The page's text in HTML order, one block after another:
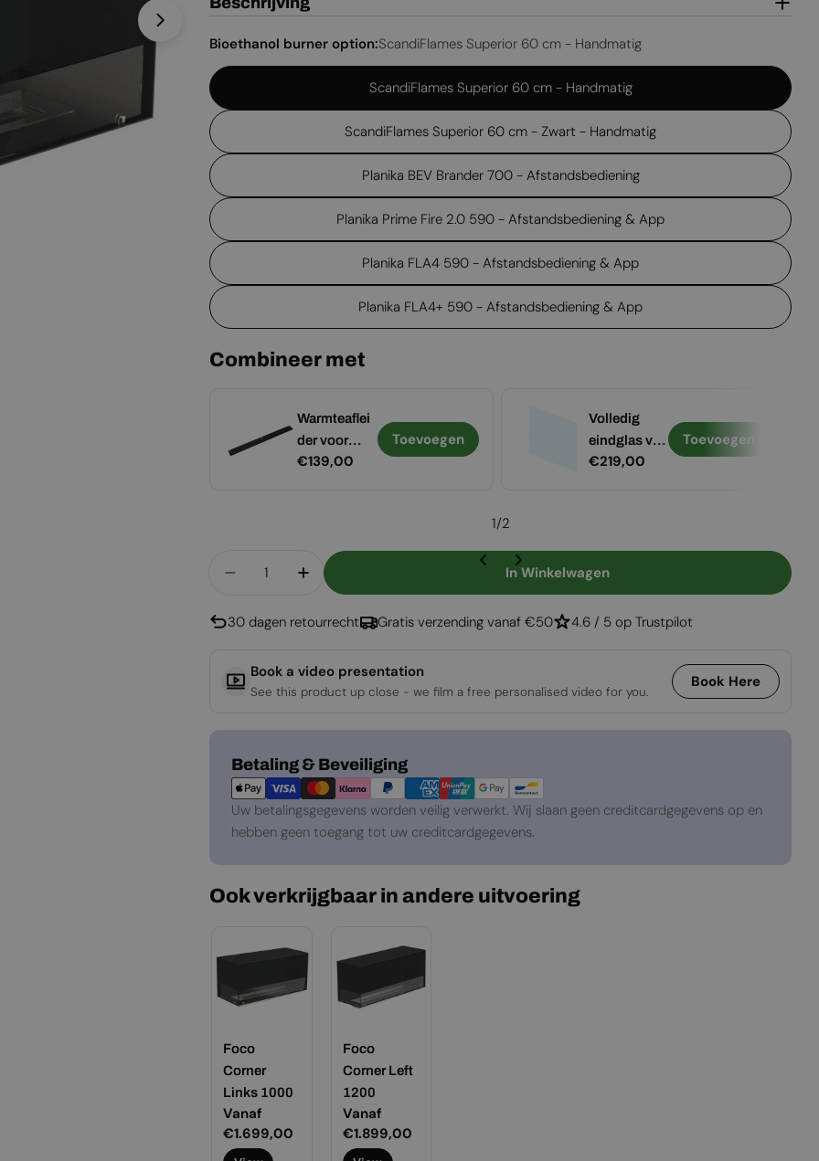
Bioethanol burner option:ScandiFlames Superior 60 cm - Handmatig
ScandiFlames Superior 60 cm - Handmatig
ScandiFlames Superior 60 cm - Zwart - Handmatig
Planika BEV Brander 700 - Afstandsbediening
Planika Prime Fire 2.0 590 - Afstandsbediening & App
Planika FLA4 590 - Afstandsbediening & App
Planika FLA4+ 590 - Afstandsbediening & App
Combineer met
Warmteaflei
der voor
Foco 800
Normale
€139,00
Toevoegen
Volledig
eindglas van
400 mm
Normale
€219,00
Toevoegen
1/2
Aantal Verlagen Voor Foco Corner Left 800
Aantal Verhogen Voor Foco Corner Left 800
In Winkelwagen
30 dagen retourrecht Gratis verzending vanaf €50 4.6 / 5 op Trustpilot
Book a video presentation
See this product up close - we film a free personalised video for you.
Book Here
Betaling & Beveiliging
Betaalmethoden
Uw betalingsgegevens worden veilig verwerkt. Wij slaan geen creditcardgegevens op en
hebben geen toegang tot uw creditcardgegevens.
Ook verkrijgbaar in andere uitvoering
Foco
Corner
Links 1000
Normale
prijs
Vanaf
€1.699,00
Foco
Corner Left
1200
Normale
prijs
Vanaf
€1.899,00